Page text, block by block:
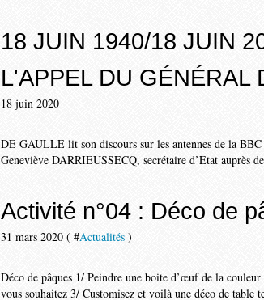
18 JUIN 1940/18 JUIN
L'APPEL DU GÉNÉRAL
18 juin 2020
DE GAULLE lit son discours sur les antennes de la
Geneviève DARRIEUSSECQ, secrétaire d’Etat auprès
Activité n°04 : Déco de
31 mars 2020 ( #Actualités )
Déco de pâques 1/ Peindre une boite d’œuf de la
vous souhaitez 3/ Customisez et voilà une déco de